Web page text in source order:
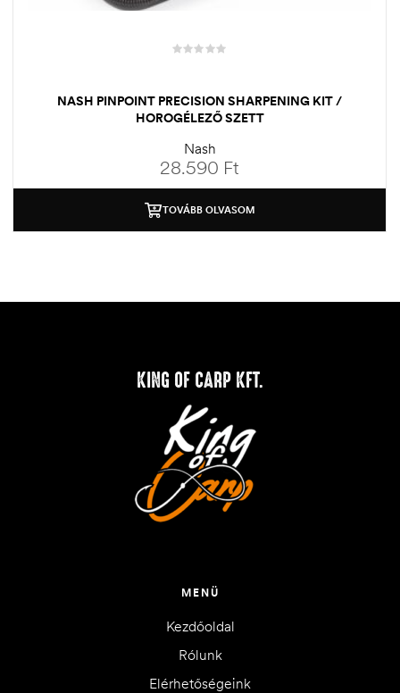
NASH PINPOINT PRECISION SHARPENING KIT /
HOROGÉLEZŐ SZETT
Nash
28.590 Ft
TOVÁBB OLVASOM
KING OF CARP KFT.
MENÜ
Kezdőoldal
Rólunk
Elérhetőségeink